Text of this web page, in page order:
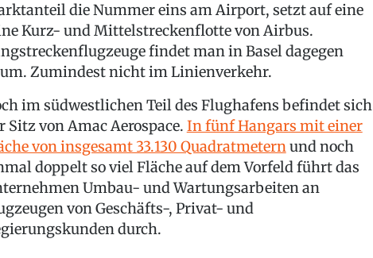
die Nummer eins am Airport, setzt auf eine
Kurz- und Mittelstreckenflotte von Airbus.
findet man in Basel dagegen
Zumindest nicht im Linienverkehr.
im südwestlichen Teil des Flughafens befindet sich
Sitz von Amac Aerospace. In fünf Hangars mit einer
von insgesamt 33.130 Quadratmeternund noch
doppelt so viel Fläche auf dem Vorfeld führt das
Umbau- und Wartungsarbeiten an
von Geschäfts-, Privat- und
durch.